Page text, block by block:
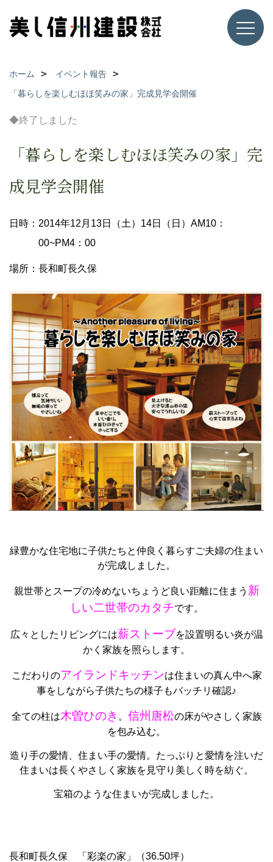
ホーム
イベント報告
「暮らしを楽しむほほ笑みの家」完成見学会開催
◆終了しました
「暮らしを楽しむほほ笑みの家」完
成見学会開催
日時：2014年12月13日（土）14日（日）AM10：
00~PM4：00
場所：長和町長久保
緑豊かな住宅地に子供たちと仲良く暮らすご夫婦の住まい
が完成しました。
親世帯とスープの冷めないちょうど良い距離に住まう 新
しい二世帯のカタチです。
広々としたリビングには薪ストーブを設置明るい炎が温
かく家族を照らします。
こだわりのアイランドキッチンは住まいの真ん中へ家
事をしながら子供たちの様子もバッチリ確認♪
全ての柱は木曽ひのき 。 信州唐松の床がやさしく家族
を包み込む。
造り手の愛情、住まい手の愛情。たっぷりと愛情を注いだ
住まいは長くやさしく家族を見守り美しく時を紡ぐ。
宝箱のような住まいが完成しました。
長和町長久保 「彩楽の家」（36.50坪）